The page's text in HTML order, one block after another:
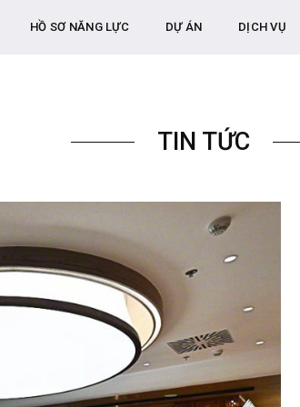
HỒ SƠ NĂNG LỰC DỰ ÁN DỊCH VỤ
TIN TỨC